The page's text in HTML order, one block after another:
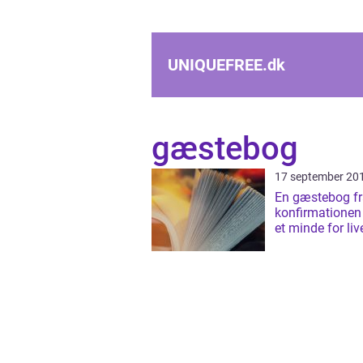
UNIQUEFREE.dk
gæstebog
17 september
En gæstebog
et minde for